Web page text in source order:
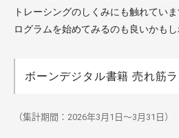
トレーシングのしくみにも触れてい
ログラムを始めてみるのも良いかもし
ボーンデジタル書籍 売れ筋
（集計期間：2026年3月1日～3月31日）